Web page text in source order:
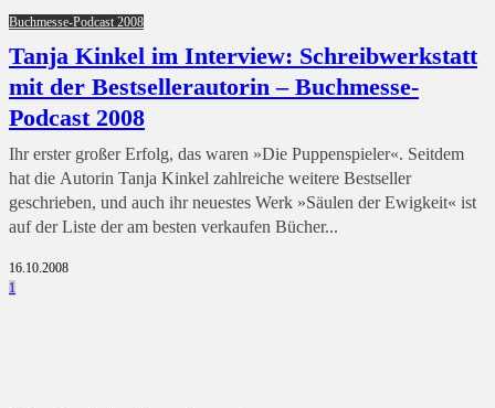
Buchmesse-Podcast 2008
Tanja Kinkel im Interview: Schreibwerkstatt
mit der Bestsellerautorin – Buchmesse-
Podcast 2008
Ihr erster großer Erfolg, das waren »Die Puppenspieler«. Seitdem
hat die Autorin Tanja Kinkel zahlreiche weitere Bestseller
geschrieben, und auch ihr neuestes Werk »Säulen der Ewigkeit« ist
auf der Liste der am besten verkaufen Bücher...
16.10.2008
1